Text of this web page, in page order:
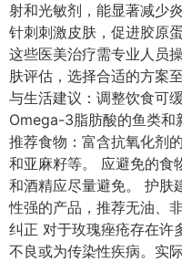
射和光敏剂，能显著减少
针刺刺激皮肤，促进胶原
这些医美治疗需专业人员
肤评估，选择合适的方案
与生活建议：调整饮食可
Omega-3脂肪酸的鱼类和
推荐食物：富含抗氧化剂
和亚麻籽等。 应避免的食
和酒精应尽量避免。 护肤
性强的产品，推荐无油、
纠正 对于玫瑰痤疮存在许
不良或为传染性疾病。实